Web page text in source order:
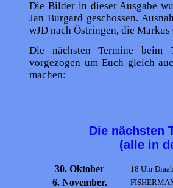
Die Bilder in dieser Ausgabe
Jan Burgard geschossen.
wJD nach Östringen, die
Die nächsten Termine
vorgezogen um Euch gleich
machen:
Die nächsten
(alle in
30. Oktober 18 Uhr
6. November.